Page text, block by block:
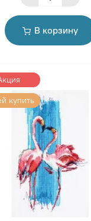
В корзину
купить